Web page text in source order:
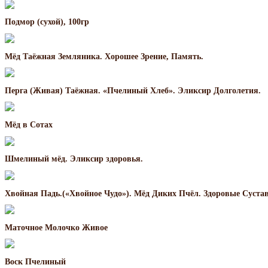
Подмор (сухой), 100гр
Мёд Таёжная Земляника. Хорошее Зрение, Память.
Перга (Живая) Таёжная. «Пчелиный Хлеб». Эликсир Долголетия.
Мёд в Сотах
Шмелиный мёд. Эликсир здоровья.
Хвойная Падь.(«Хвойное Чудо»). Мёд Диких Пчёл. Здоровые
Маточное Молочко Живое
Воск Пчелиный